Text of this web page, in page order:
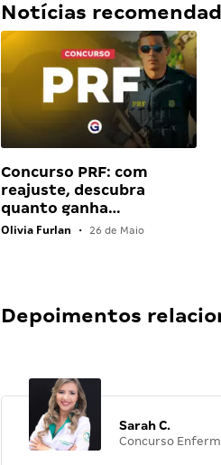
Notícias
Concurso PRF: com
reajuste, descubra
quanto ganha…
Olivia Furlan • 26 de Maio
Depoimentos
Sarah C.
Concurso